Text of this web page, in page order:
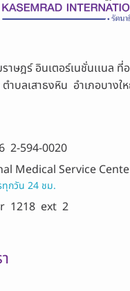
าษฎร์ อินเตอร์เนชั่นเเนล
ำบลเสาธงหิน อำเภอบาง
2-594-0020
Medical Service
กวัน 24 ชม.
1218 ext 2